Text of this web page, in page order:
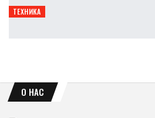
ТЕХНИКА
Обзор Tecno Pova 7 Ultra 5G: стоит ли брать?
О НАС